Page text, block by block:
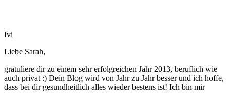
Ivi
Liebe Sarah,
gratuliere dir zu einem sehr erfolgreichen Jahr 2013, beruflich wie
auch privat :) Dein Blog wird von Jahr zu Jahr besser und ich hoffe,
dass bei dir gesundheitlich alles wieder bestens ist! Ich bin mir